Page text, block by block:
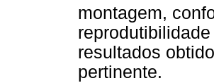
montagem,
resultados
pertinente.